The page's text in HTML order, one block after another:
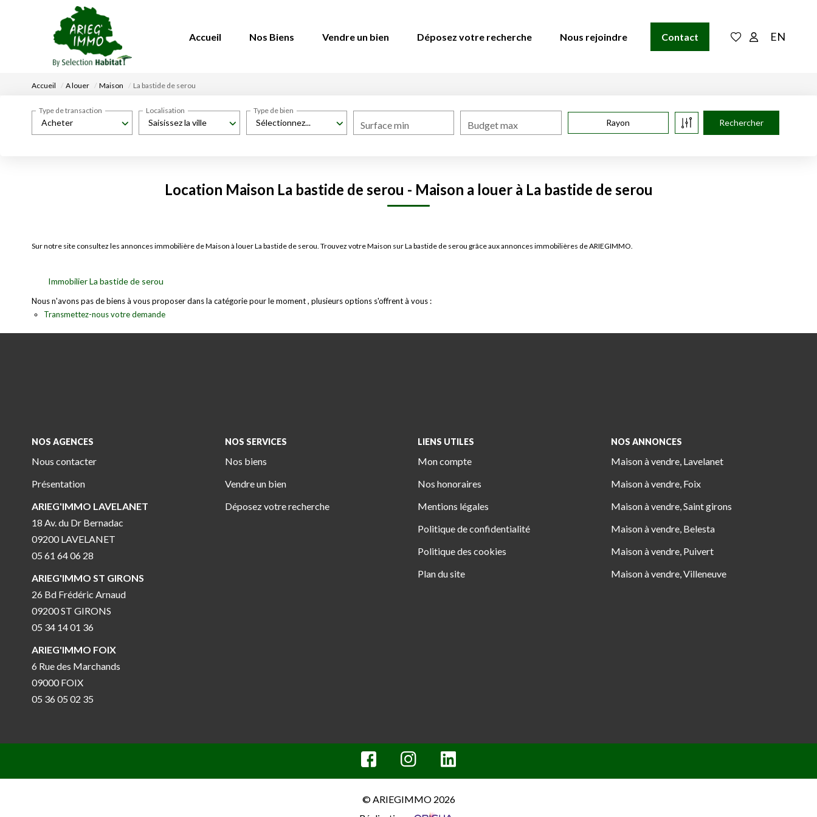
Accueil Nos Biens Vendre un bien Déposez votre recherche Nous rejoindre Contact EN
Accueil A louer Maison La bastide de serou
Acheter
Type de transaction
Saisissez la ville
Localisation
Sélectionnez...
Type de bien
Surface min Budget max Rayon
Location Maison La bastide de serou - Maison a louer à La bastide de serou
Sur notre site consultez les annonces immobilière de Maison à louer La bastide de serou. Trouvez votre Maison sur La bastide de serou grâce aux annonces immobilières de ARIEGIMMO.
Immobilier La bastide de serou
Nous n'avons pas de biens à vous proposer dans la catégorie pour le moment , plusieurs options s'offrent à vous :
Transmettez-nous votre demande
NOS AGENCES
Nous contacter
Présentation
ARIEG'IMMO LAVELANET
18 Av. du Dr Bernadac
09200 LAVELANET
05 61 64 06 28
ARIEG'IMMO ST GIRONS
26 Bd Frédéric Arnaud
09200 ST GIRONS
05 34 14 01 36
ARIEG'IMMO FOIX
6 Rue des Marchands
09000 FOIX
05 36 05 02 35
NOS SERVICES
Nos biens
Vendre un bien
Déposez votre recherche
LIENS UTILES
Mon compte
Nos honoraires
Mentions légales
Politique de confidentialité
Politique des cookies
Plan du site
NOS ANNONCES
Maison à vendre, Lavelanet
Maison à vendre, Foix
Maison à vendre, Saint girons
Maison à vendre, Belesta
Maison à vendre, Puivert
Maison à vendre, Villeneuve
© ARIEGIMMO 2026